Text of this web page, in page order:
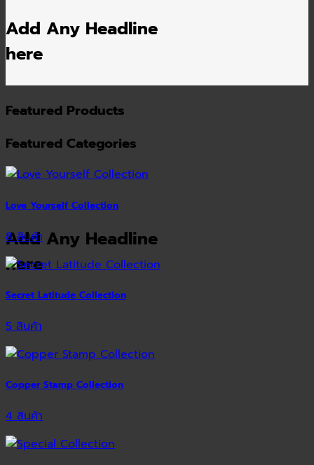
Add Any Headline
here
Add Any Headline
here
Featured Products
Featured Categories
Love Yourself Collection
8 สินค้า
Secret Latitude Collection
5 สินค้า
Copper Stamp Collection
4 สินค้า